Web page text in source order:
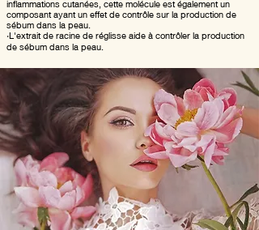
inflammations cutanées, cette molécule est également un
composant ayant un effet de contrôle sur la production de
sébum dans la peau.
•L'extrait de racine de réglisse aide à contrôler la production
de sébum dans la peau.